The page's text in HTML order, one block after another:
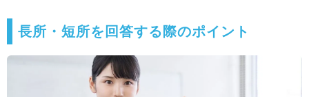
長所・短所を回答する際のポイント